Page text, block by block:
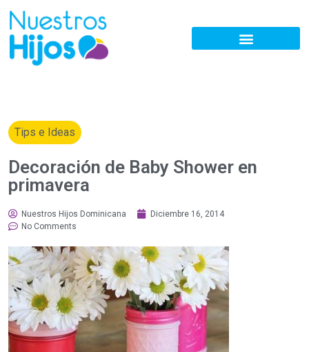
Tips e Ideas
Decoración de Baby Shower en
primavera
Nuestros Hijos Dominicana
Diciembre 16, 2014
No Comments